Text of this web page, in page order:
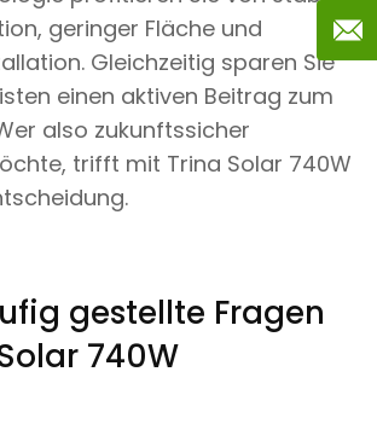
geringer Fläche und
Gleichzeitig sparen Sie
einen aktiven Beitrag zum
also zukunftssicher
trifft mit Trina Solar 740W
gestellte Fragen
740W